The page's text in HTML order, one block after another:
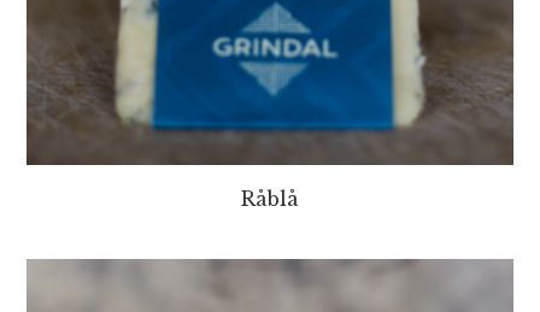
Råblå